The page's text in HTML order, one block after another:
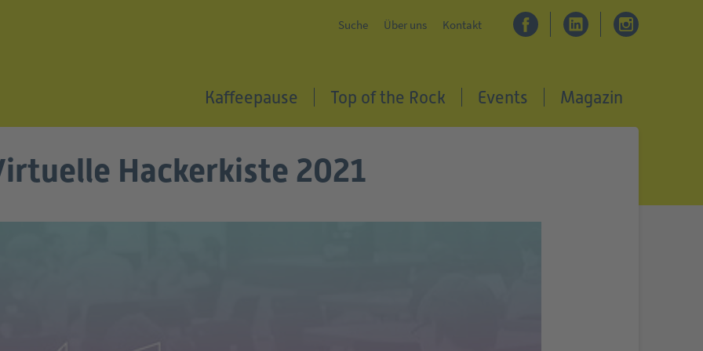
Suche Über uns Kontakt
Kaffeepause Top of the Rock Events Magazin
Hackerkiste 2021